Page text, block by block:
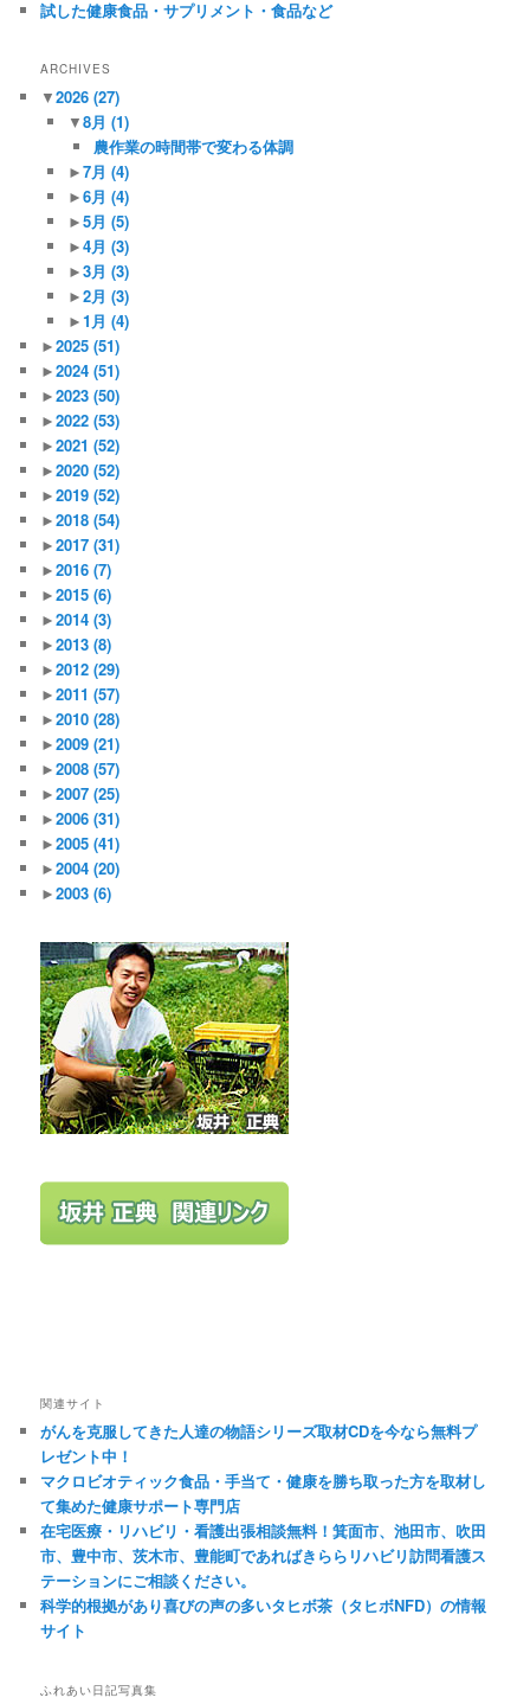
試した健康食品・サプリメント・食品など
ARCHIVES
▼2026(27)
▼8月 (1)
農作業の時間帯で変わる体調
►7月 (4)
►6月 (4)
►5月 (5)
►4月 (3)
►3月 (3)
►2月 (3)
►1月 (4)
►2025(51)
►2024(51)
►2023(50)
►2022(53)
►2021(52)
►2020(52)
►2019(52)
►2018(54)
►2017(31)
►2016(7)
►2015(6)
►2014(3)
►2013(8)
►2012(29)
►2011(57)
►2010(28)
►2009(21)
►2008(57)
►2007(25)
►2006(31)
►2005(41)
►2004(20)
►2003(6)
関連サイト
がんを克服してきた人達の物語シリーズ取材CDを今なら無料プ
レゼント中！
マクロビオティック食品・手当て・健康を勝ち取った方を取材し
て集めた健康サポート専門店
在宅医療・リハビリ・看護出張相談無料！箕面市、池田市、吹田
市、豊中市、茨木市、豊能町であればきららリハビリ訪問看護ス
テーションにご相談ください。
科学的根拠があり喜びの声の多いタヒボ茶（タヒボNFD）の情報
サイト
ふれあい日記写真集